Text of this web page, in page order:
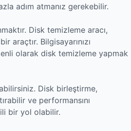
adım atmanız gerekebilir.
Disk temizleme aracı,
araçtır. Bilgisayarınızı
olarak disk temizleme yapmak
Disk birleştirme,
ve performansını
bir yol olabilir.